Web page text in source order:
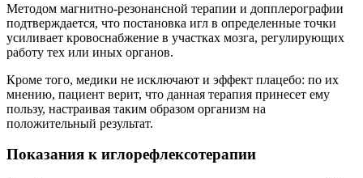
Методом магнитно-резонансной терапии и допплерографии
подтверждается, что постановка игл в определенные точки
усиливает кровоснабжение в участках мозга, регулирующих
работу тех или иных органов.
Кроме того, медики не исключают и эффект плацебо: по их
мнению, пациент верит, что данная терапия принесет ему
пользу, настраивая таким образом организм на
положительный результат.
Показания к иглорефлексотерапии